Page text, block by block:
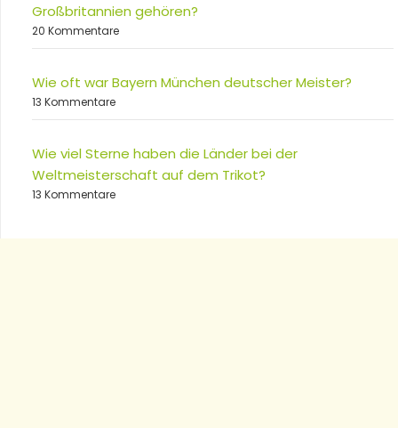
Großbritannien gehören?
20 Kommentare
Wie oft war Bayern München deutscher Meister?
13 Kommentare
Wie viel Sterne haben die Länder bei der
Weltmeisterschaft auf dem Trikot?
13 Kommentare